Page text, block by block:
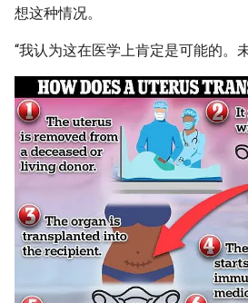
想这种情况。
“我认为这在医学上肯定是可能的。